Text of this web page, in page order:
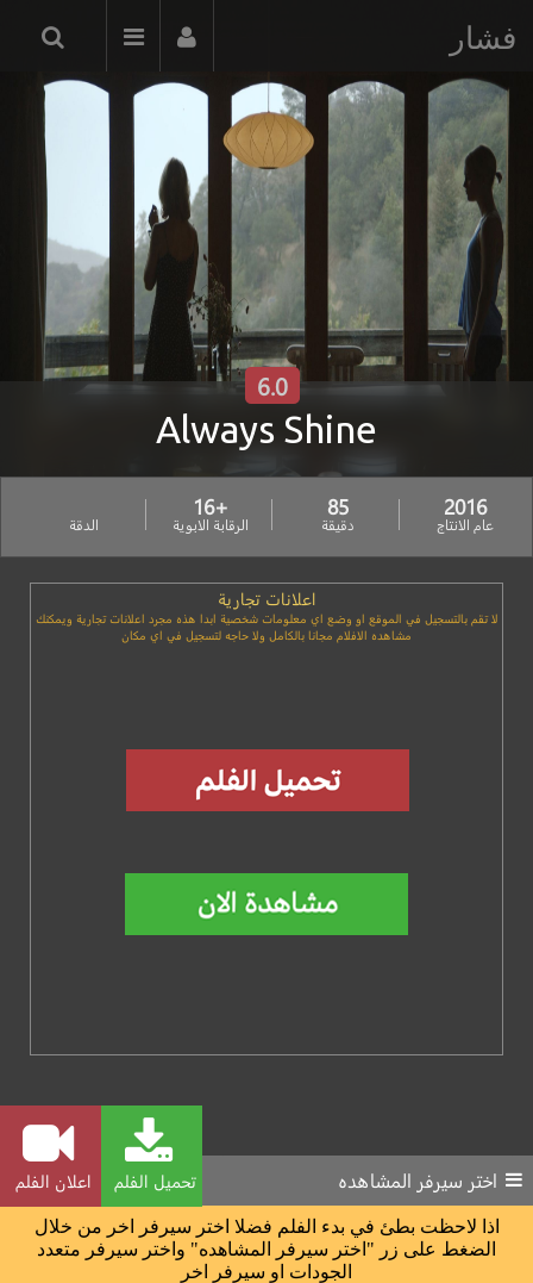
فشار
Always Shine
6.0
2016
عام الانتاج
85
دقيقة
+16
الرقابة الابوية الدقة
اعلانات تجارية
لا تقم بالتسجيل في الموقع او وضع اي معلومات شخصية ابدا هذه مجرد اعلانات تجارية ويمكنك
مشاهده الافلام مجانا بالكامل ولا حاجه لتسجيل في اي مكان
تحميل الفلم اعلان الفلم اختر سيرفر المشاهده
اذا لاحظت بطئ في بدء الفلم فضلا اختر سيرفر اخر من خلال
الضغط على زر "اختر سيرفر المشاهده" واختر سيرفر متعدد
الجودات او سيرفر اخر